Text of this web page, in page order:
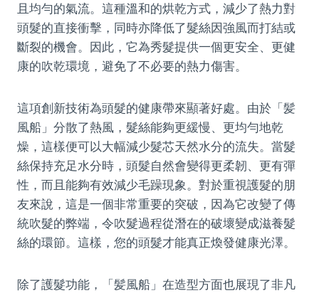
且均勻的氣流。這種溫和的烘乾方式，減少了熱力對
頭髮的直接衝擊，同時亦降低了髮絲因強風而打結或
斷裂的機會。因此，它為秀髮提供一個更安全、更健
康的吹乾環境，避免了不必要的熱力傷害。
這項創新技術為頭髮的健康帶來顯著好處。由於「髪
風船」分散了熱風，髮絲能夠更緩慢、更均勻地乾
燥，這樣便可以大幅減少髮芯天然水分的流失。當髮
絲保持充足水分時，頭髮自然會變得更柔韌、更有彈
性，而且能夠有效減少毛躁現象。對於重視護髮的朋
友來說，這是一個非常重要的突破，因為它改變了傳
統吹髮的弊端，令吹髮過程從潛在的破壞變成滋養髮
絲的環節。這樣，您的頭髮才能真正煥發健康光澤。
除了護髮功能，「髪風船」在造型方面也展現了非凡